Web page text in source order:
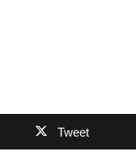
Tweet